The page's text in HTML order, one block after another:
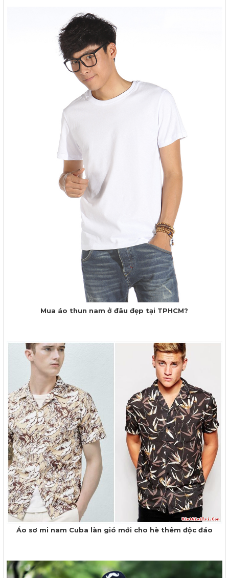
Mua áo thun nam ở đâu đẹp tại TPHCM?
Áo sơ mi nam Cuba làn gió mới cho hè thêm độc đáo